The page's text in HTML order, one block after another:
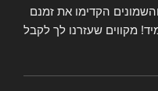
הקדימו את זמנם
מקווים שעזרנו לך לקבל